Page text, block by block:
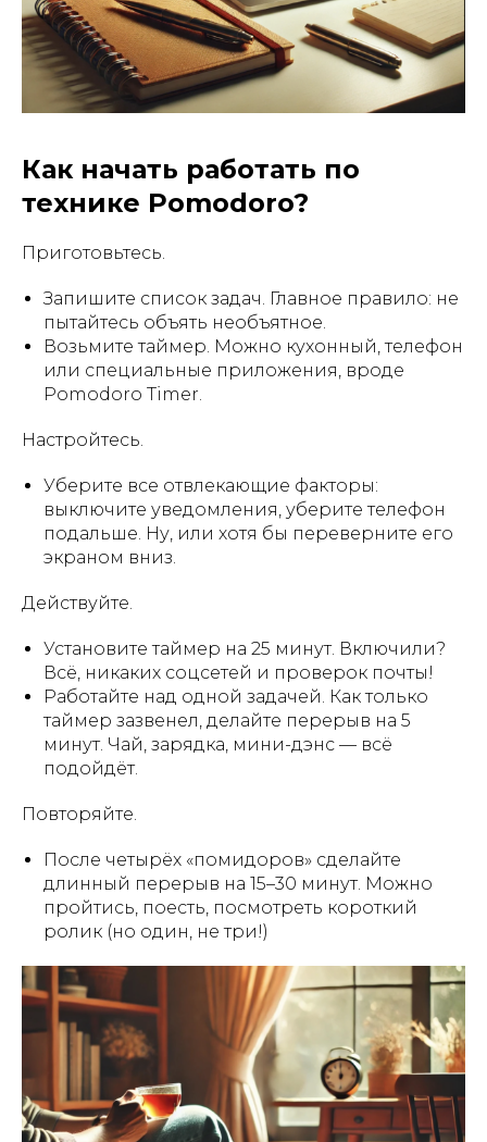
Как начать работать по
технике Pomodoro?
Приготовьтесь.
Запишите список задач. Главное правило: не
пытайтесь объять необъятное.
Возьмите таймер. Можно кухонный, телефон
или специальные приложения, вроде
Pomodoro Timer.
Настройтесь.
Уберите все отвлекающие факторы:
выключите уведомления, уберите телефон
подальше. Ну, или хотя бы переверните его
экраном вниз.
Действуйте.
Установите таймер на 25 минут. Включили?
Всё, никаких соцсетей и проверок почты!
Работайте над одной задачей. Как только
таймер зазвенел, делайте перерыв на 5
минут. Чай, зарядка, мини-дэнс — всё
подойдёт.
Повторяйте.
После четырёх «помидоров» сделайте
длинный перерыв на 15–30 минут. Можно
пройтись, поесть, посмотреть короткий
ролик (но один, не три!)